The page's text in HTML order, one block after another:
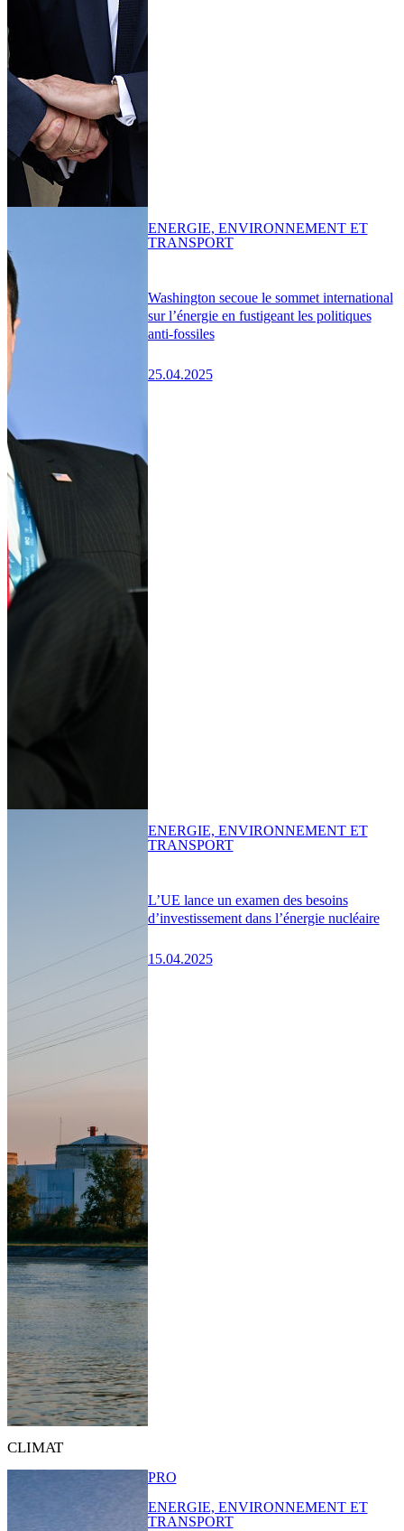
Washington secoue le sommet international
sur l’énergie en fustigeant les politiques
anti-fossiles
25.04.2025
ENERGIE, ENVIRONNEMENT ET
TRANSPORT
L’UE lance un examen des besoins
d’investissement dans l’énergie nucléaire
15.04.2025
ENERGIE, ENVIRONNEMENT ET
TRANSPORT
CLIMAT
PRO
ENERGIE, ENVIRONNEMENT ET
TRANSPORT